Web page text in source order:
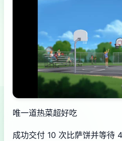
唯一道热菜超好吃
成功交付 10 次比萨饼并等待 4